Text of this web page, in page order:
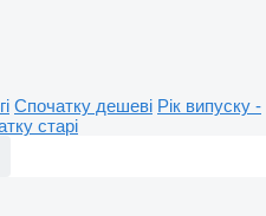
Спочатку дешеві Рік випуску -
старі